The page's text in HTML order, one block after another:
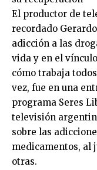
El productor de
recordado
adicción a las
vida y en el
cómo trabaja
vez, fue en una
programa Seres
televisión
sobre las
medicamentos, al
otras.